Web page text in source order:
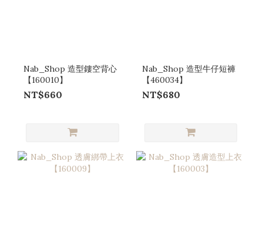
Nab_Shop 造型鏤空背心
【160010】
NT$660
Nab_Shop 造型牛仔短褲
【460034】
NT$680